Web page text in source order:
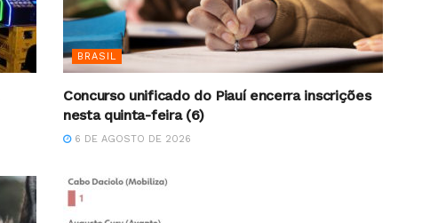
BRASIL
Concurso unificado do Piauí encerra inscrições
nesta quinta-feira (6)
6 DE AGOSTO DE 2026